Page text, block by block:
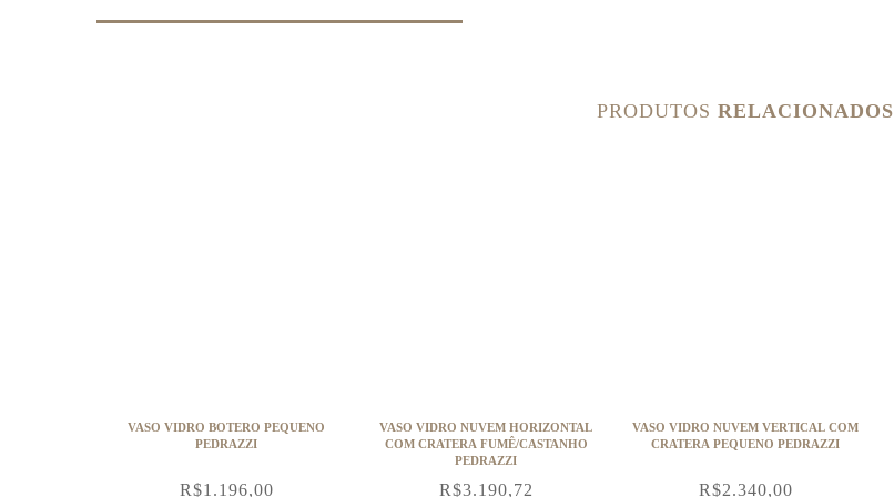
PRODUTOS RELACIONADOS
VASO VIDRO BOTERO PEQUENO
PEDRAZZI
R$1.196,00
VASO VIDRO NUVEM HORIZONTAL
COM CRATERA FUMÊ/CASTANHO
PEDRAZZI
R$3.190,72
VASO VIDRO NUVEM VERTICAL COM
CRATERA PEQUENO PEDRAZZI
R$2.340,00